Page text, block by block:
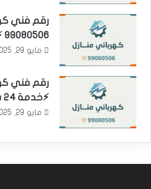
رقم فني
99080506 ⚡خدمة 24 ساعة
مايو 29, 2025
⚡خدمة 24 ساعة 🏠
مايو 29, 2025